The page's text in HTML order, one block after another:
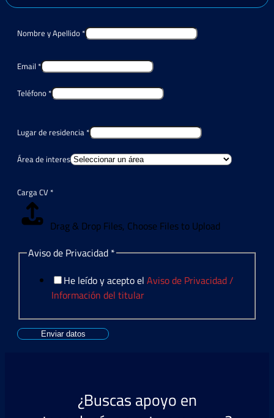
Nombre y Apellido *
Email *
Teléfono *
Lugar de residencia *
Área de interes
Carga CV *
Drag & Drop Files, Choose Files to Upload
Aviso de Privacidad *
He leído y acepto el Aviso de Privacidad /
Información del titular
Enviar datos
¿Buscas apoyo en